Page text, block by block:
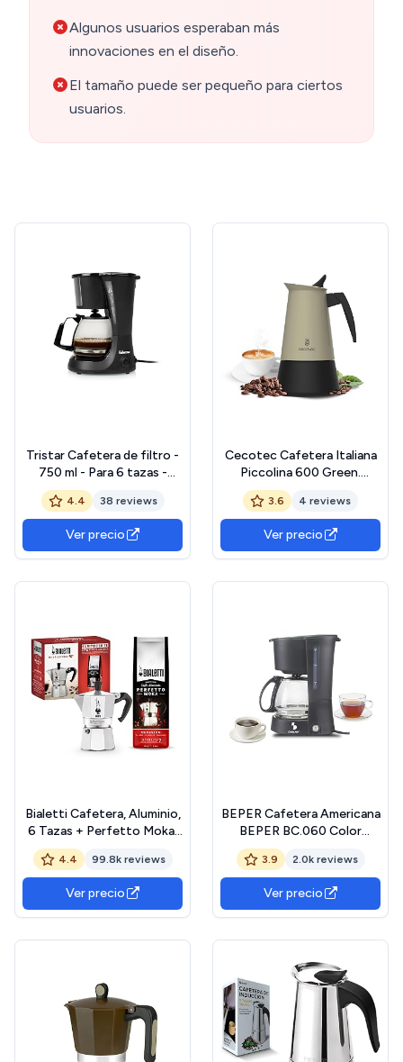
Algunos usuarios esperaban más
innovaciones en el diseño.
El tamaño puede ser pequeño para ciertos
usuarios.
Tristar Cafetera de filtro -
750 ml - Para 6 tazas -
Sistema antigoteo y
mantenimiento del calor -
600 W - CM-1281
4.4 38 reviews
Ver precio
Cecotec Cafetera Italiana
Piccolina 600 Green.
300ml, 6 Tazas de Café,
Acero Inoxidable, Apta
Todas Superficies, Filtro
Premium, Válvula Seguridad,
Mango Termorresistente,
3.6 4 reviews
Ver precio
Bialetti Cafetera, Aluminio,
6 Tazas + Perfetto Moka,
Gris, negro
4.4 99.8k reviews
Ver precio
BEPER Cafetera Americana
BEPER BC.060 Color
Negro, 6 Tazas, de Goteo
3.9 2.0k reviews
Ver precio